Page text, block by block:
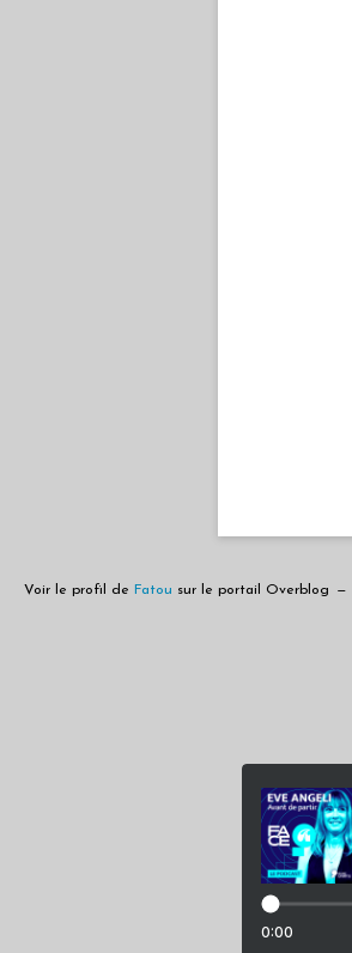
Voir le profil de Fatou sur le portail Overblog
0:00